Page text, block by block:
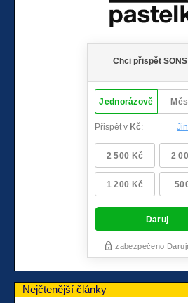
Nejčtenější články